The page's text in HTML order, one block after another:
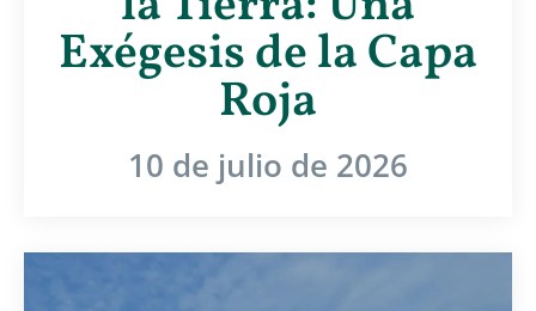
Exégesis de la Capa
Roja
10 de julio de 2026